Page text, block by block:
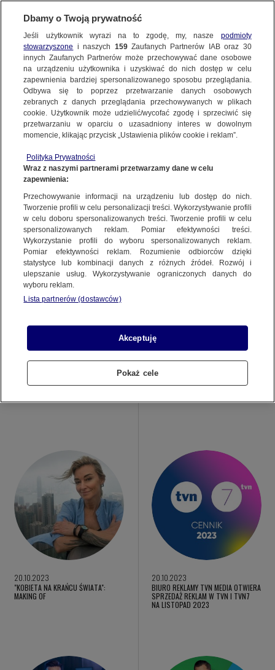
BIURO REKLAMY TVN MEDIA
08.11.2023
AGNIESZKA WOŹNIAK-STARAK I JAN
PIROWSKI NOWYMI PROWADZĄCYMI
„MAM TALENT!”
07.11.2023
„LEGO MASTERS 4”: WYŚCIG PO
23.10.2023
20.10.2023
"KOBIETA NA KRAŃCU ŚWIATA":
MAKING OF
20.10.2023
BIURO REKLAMY TVN MEDIA OTWIERA
SPRZEDAŻ REKLAM W TVN I TVN7
NA LISTOPAD 2023
Dbamy o Twoją prywatność
Jeśli użytkownik wyrazi na to zgodę, my, nasze podmioty
stowarzyszone i naszych 159Zaufanych Partnerów IAB oraz 30
innych Zaufanych Partnerów może przechowywać dane osobowe
na urządzeniu użytkownika i uzyskiwać do nich dostęp w celu
zapewnienia bardziej spersonalizowanego sposobu przeglądania.
Odbywa się to poprzez przetwarzanie danych osobowych
zebranych z danych przeglądania przechowywanych w plikach
cookie. Użytkownik może udzielić/wycofać zgodę i sprzeciwić się
przetwarzaniu w oparciu o uzasadniony interes w dowolnym
momencie, klikając przycisk „Ustawienia plików cookie i reklam”.
Polityka Prywatności
Wraz z naszymi partnerami przetwarzamy dane w celu
zapewnienia:
Przechowywanie informacji na urządzeniu lub dostęp do nich.
Tworzenie profili w celu personalizacji treści. Wykorzystywanie profili
w celu doboru spersonalizowanych treści. Tworzenie profili w celu
spersonalizowanych reklam. Pomiar efektywności treści.
Wykorzystanie profili do wyboru spersonalizowanych reklam.
Pomiar efektywności reklam. Rozumienie odbiorców dzięki
statystyce lub kombinacji danych z różnych źródeł. Rozwój i
ulepszanie usług. Wykorzystywanie ograniczonych danych do
wyboru reklam.
Lista partnerów (dostawców)
Akceptuję
Pokaż cele